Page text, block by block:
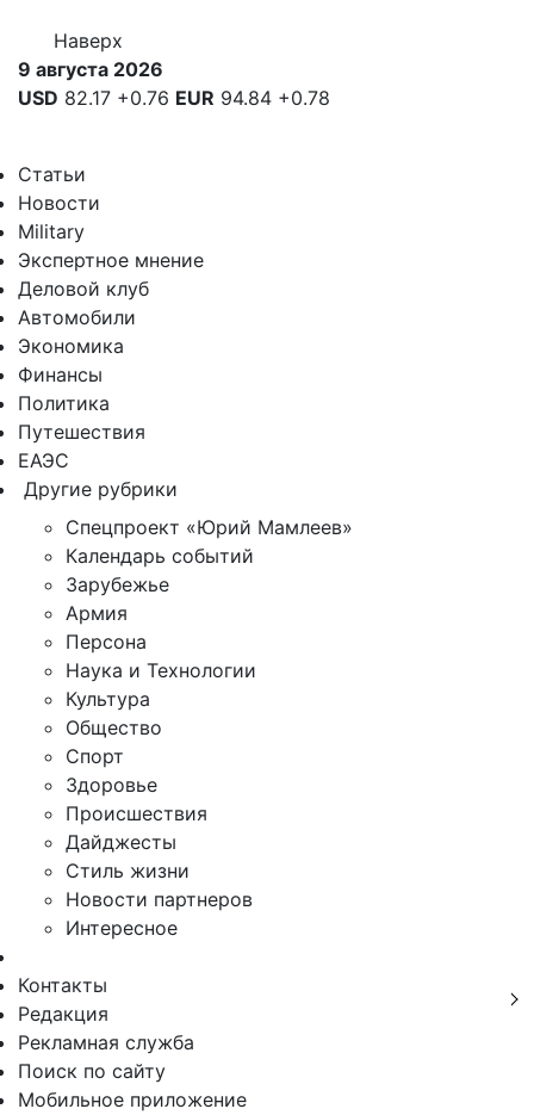
Наверх
9 августа 2026
USD 82.17 +0.76 EUR 94.84 +0.78
Статьи
Новости
Military
Экспертное мнение
Деловой клуб
Автомобили
Экономика
Финансы
Политика
Путешествия
ЕАЭС
Другие рубрики
Спецпроект «Юрий Мамлеев»
Календарь событий
Зарубежье
Армия
Персона
Наука и Технологии
Культура
Общество
Спорт
Здоровье
Происшествия
Дайджесты
Стиль жизни
Новости партнеров
Интересное
Контакты
Редакция
Рекламная служба
Поиск по сайту
Мобильное приложение